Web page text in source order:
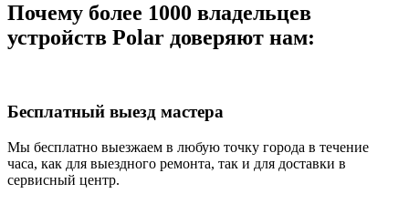
Почему более 1000 владельцев
устройств Polar доверяют нам:
Бесплатный выезд мастера
Мы бесплатно выезжаем в любую точку города в течение
часа, как для выездного ремонта, так и для доставки в
сервисный центр.